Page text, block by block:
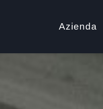
Azienda